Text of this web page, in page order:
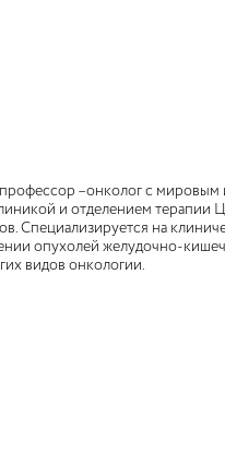
–онколог с мировым
и отделением терапии
Специализируется на
опухолей желудочно-
видов онкологии.